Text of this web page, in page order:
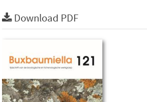
Download PDF